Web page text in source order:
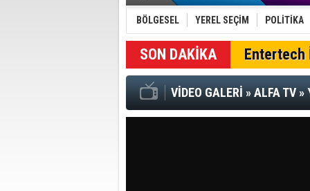
BÖLGESEL YEREL SEÇİM POLİTİKA
SON DAKİKA Entertech
VİDEO GALERİ »ALFA TV»